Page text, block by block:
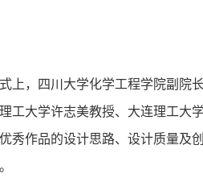
上，四川大学化学工程学院副院
工大学许志美教授、大连理工大
秀作品的设计思路、设计质量及